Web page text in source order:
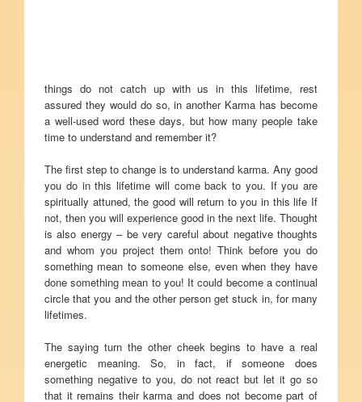
things do not catch up with us in this lifetime, rest
assured they would do so, in another Karma has become
a well-used word these days, but how many people take
time to understand and remember it?
The first step to change is to understand karma. Any good
you do in this lifetime will come back to you. If you are
spiritually attuned, the good will return to you in this life If
not, then you will experience good in the next life. Thought
is also energy – be very careful about negative thoughts
and whom you project them onto! Think before you do
something mean to someone else, even when they have
done something mean to you! It could become a continual
circle that you and the other person get stuck in, for many
lifetimes.
The saying turn the other cheek begins to have a real
energetic meaning. So, in fact, if someone does
something negative to you, do not react but let it go so
that it remains their karma and does not become part of